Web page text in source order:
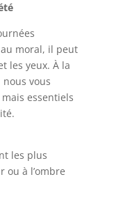
moral, il peut
les yeux. À la
vous
essentiels
les plus
ou à l’ombre